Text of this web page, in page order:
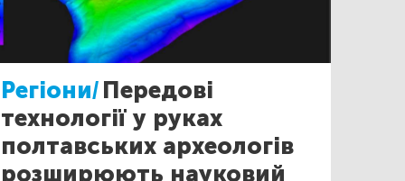
Регіони/Передові
технології у руках
полтавських археологів
розширюють науковий